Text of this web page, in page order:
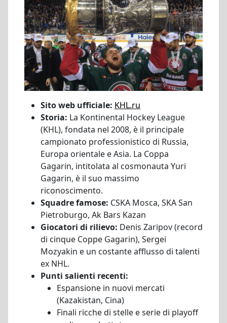
Sito web ufficiale: KHL.ru
Storia: La Kontinental Hockey League
(KHL), fondata nel 2008, è il principale
campionato professionistico di Russia,
Europa orientale e Asia. La Coppa
Gagarin, intitolata al cosmonauta Yuri
Gagarin, è il suo massimo
riconoscimento.
Squadre famose: CSKA Mosca, SKA San
Pietroburgo, Ak Bars Kazan
Giocatori di rilievo: Denis Zaripov (record
di cinque Coppe Gagarin), Sergei
Mozyakin e un costante afflusso di talenti
ex NHL.
Punti salienti recenti:
Espansione in nuovi mercati
(Kazakistan, Cina)
Finali ricche di stelle e serie di playoff